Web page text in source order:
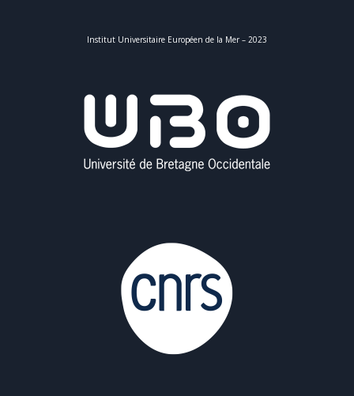
Institut Universitaire Européen de la Mer – 2023